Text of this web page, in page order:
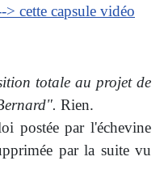
> cette capsule vidéo
totale au projet de
Rien.
postée par l'échevine
par la suite vu